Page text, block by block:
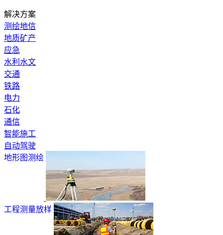
解决方案
测绘地信
地质矿产
应急
水利水文
交通
铁路
电力
石化
通信
智能施工
自动驾驶
地形图测绘
工程测量放样